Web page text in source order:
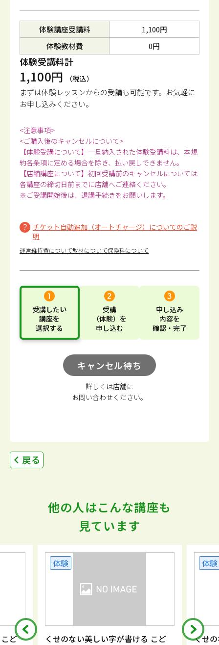
体験講座受講料
1,100円
体験教材費
0円
体験受講料計
1,100円 （税込）
まずは体験レッスンからの受講も可能です。 お気軽に
お申し込みください。
<注意事項>
<ご購入後のキャンセルについて>
【体験受講について】一旦納入された体験受講料は、本規
約各条項に定める場合を除き、払い戻しできません。
【店舗講座について】初回受講前のキャンセルについては
各講座の締切日前までに店舗へご連絡ください。
※ご受講開始後は、退講手続きをお願いします。
チケット自動追加（オートチャージ）についてのご説
明
運営維持費について教材について保険料について
受講したい
講座を
選択する
受講
（体験） を
申し込む
申し込み
内容を
確認・完了
キャンセル待ち
詳しくは店舗に
お問い合わせください。
戻る
他の人はこんな講座も
見ています
ど
体験
くせのない美しい字が書ける こど
体験
くせ